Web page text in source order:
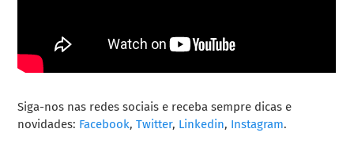
Siga-nos nas redes sociais e receba sempre dicas e
novidades: Facebook, Twitter, Linkedin, Instagram.